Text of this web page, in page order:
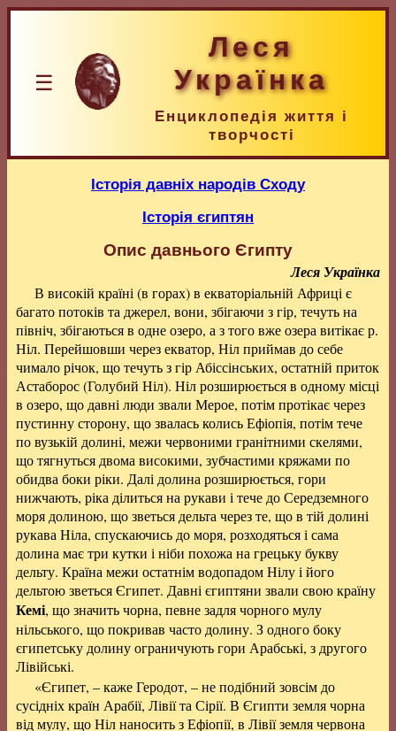
☰
Леся
Українка
Енциклопедія життя і
творчості
Історія давніх народів Сходу
Історія єгиптян
Опис давнього Єгипту
Леся Українка
В високій країні (в горах) в екваторіальній Африці є
багато потоків та джерел, вони, збігаючи з гір, течуть на
північ, збігаються в одне озеро, а з того вже озера витікає р.
Ніл. Перейшовши через екватор, Ніл приймав до себе
чимало річок, що течуть з гір Абіссінських, остатній приток
Астаборос (Голубий Ніл). Ніл розширюється в одному місці
в озеро, що давні люди звали Мерое, потім протікає через
пустинну сторону, що звалась колись Ефіопія, потім тече
по вузькій долині, межи червоними гранітними скелями,
що тягнуться двома високими, зубчастими кряжами по
обидва боки ріки. Далі долина розширюється, гори
нижчають, ріка ділиться на рукави і тече до Середземного
моря долиною, що зветься дельта через те, що в тій долині
рукава Ніла, спускаючись до моря, розходяться і сама
долина має три кутки і ніби похожа на грецьку букву
дельту. Країна межи остатнім водопадом Нілу і його
дельтою зветься Єгипет. Давні єгиптяни звали свою країну
Кемі, що значить чорна, певне задля чорного мулу
нільського, що покривав часто долину. З одного боку
єгипетську долину ограничують гори Арабські, з другого
Лівійські.
«Єгипет, – каже Геродот, – не подібний зовсім до
сусідніх країн Арабії, Лівії та Сірії. В Єгипти земля чорна
від мулу, що Ніл наносить з Ефіопії, в Лівії земля червона